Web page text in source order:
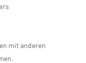
mit anderen